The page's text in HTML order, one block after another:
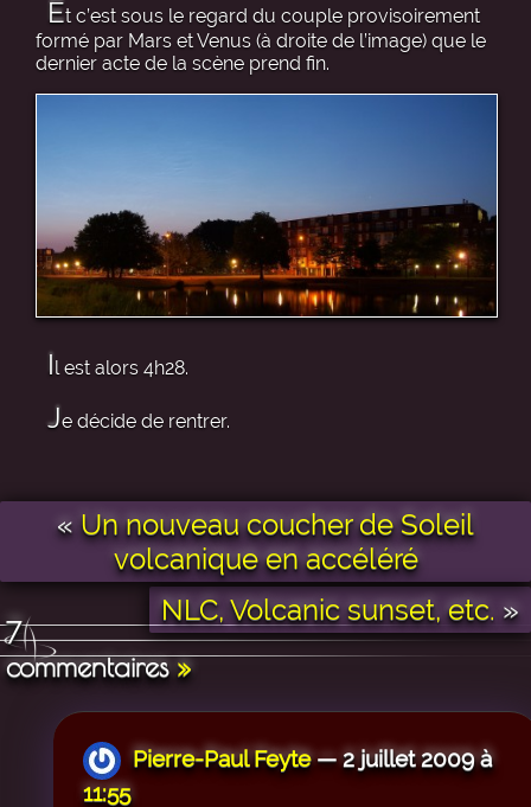
Et c’est sous le regard du couple provisoirement
formé par Mars et Venus (à droite de l’image) que le
dernier acte de la scène prend fin.
Il est alors 4h28.
Je décide de rentrer.
« Un nouveau coucher de Soleil
volcanique en accéléré
NLC, Volcanic sunset, etc. »
7
commentaires»
Pierre-Paul Feyte— 2 juillet 2009 à
11:55